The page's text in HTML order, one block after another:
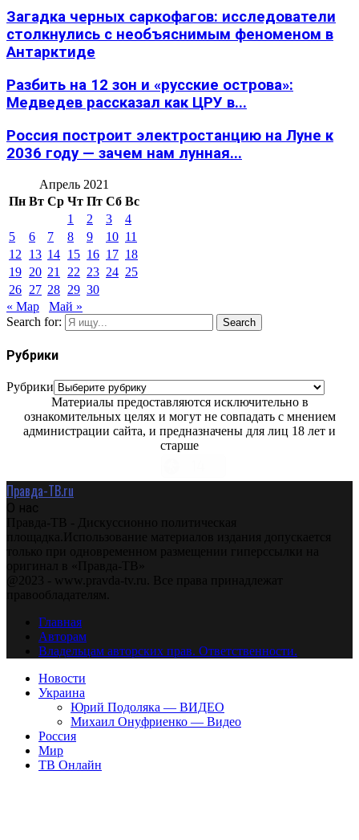
Загадка черных саркофагов: исследователи
столкнулись с необъяснимым феноменом в
Антарктиде
Разбить на 12 зон и «русские острова»:
Медведев рассказал как ЦРУ в...
Россия построит электростанцию на Луне к
2036 году — зачем нам лунная...
Апрель 2021
Пн Вт Ср Чт Пт Сб Вс
1
2 3
4
5
6 7 8 9 10 11
12
13 14 15 16 17 18
19 20 21 22 23 24 25
26 27 28 29 30
« Мар
Май »
Search for:
Search
Рубрики
Рубрики
Материалы предоставляются исключительно в
ознакомительных целях и могут не совпадать с мнением
администрации сайта, и предназначены для лиц 18 лет и
старше
Правда-ТВ.ru
О нас
Правда-ТВ - Дискуссионно политическая
площадка.Использование материалов издания допускается
только при одновременном размещении гиперссылки на
оригинал в «Правда-ТВ»
@2023 - www.pravda-tv.ru. Все права принадлежат
правообладателям.
Главная
Авторам
Владельцам авторских прав. Ответственности.
Новости
Украина
Юрий Подоляка — ВИДЕО
Михаил Онуфриенко — Видео
Россия
Мир
ТВ Онлайн